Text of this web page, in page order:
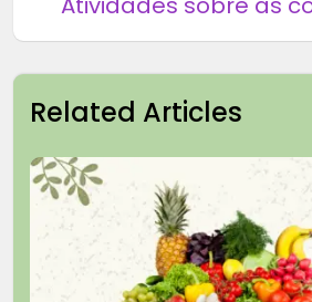
Related Articles